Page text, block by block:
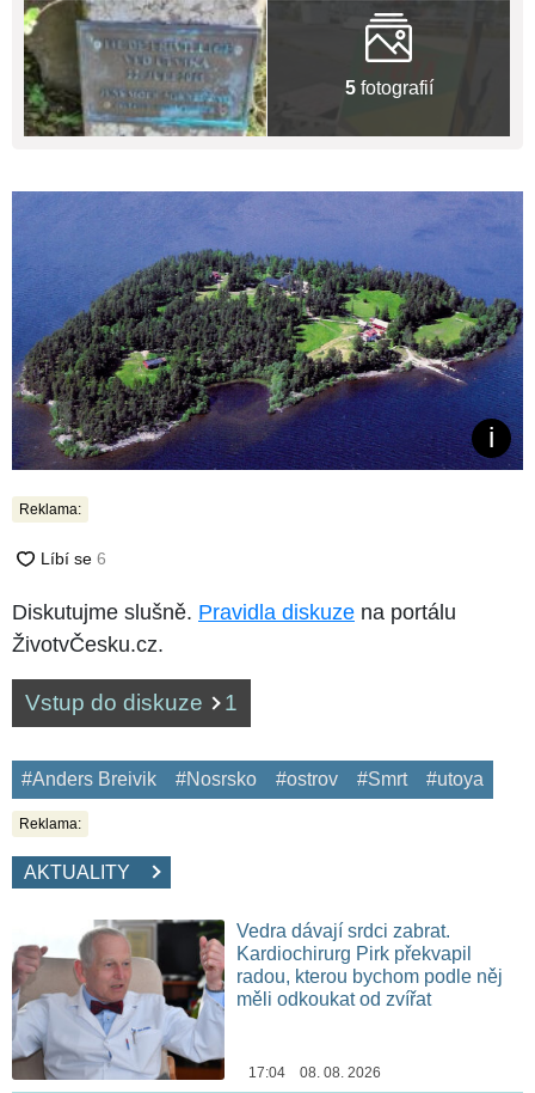
5fotografií
Reklama:
Diskutujme slušně. Pravidla diskuze na portálu
ŽivotvČesku.cz.
Vstup do diskuze 1
#Anders Breivik #Nosrsko #ostrov #Smrt #utoya
Reklama:
AKTUALITY
Vedra dávají srdci zabrat.
Kardiochirurg Pirk překvapil
radou, kterou bychom podle něj
měli odkoukat od zvířat
17:04 08. 08. 2026